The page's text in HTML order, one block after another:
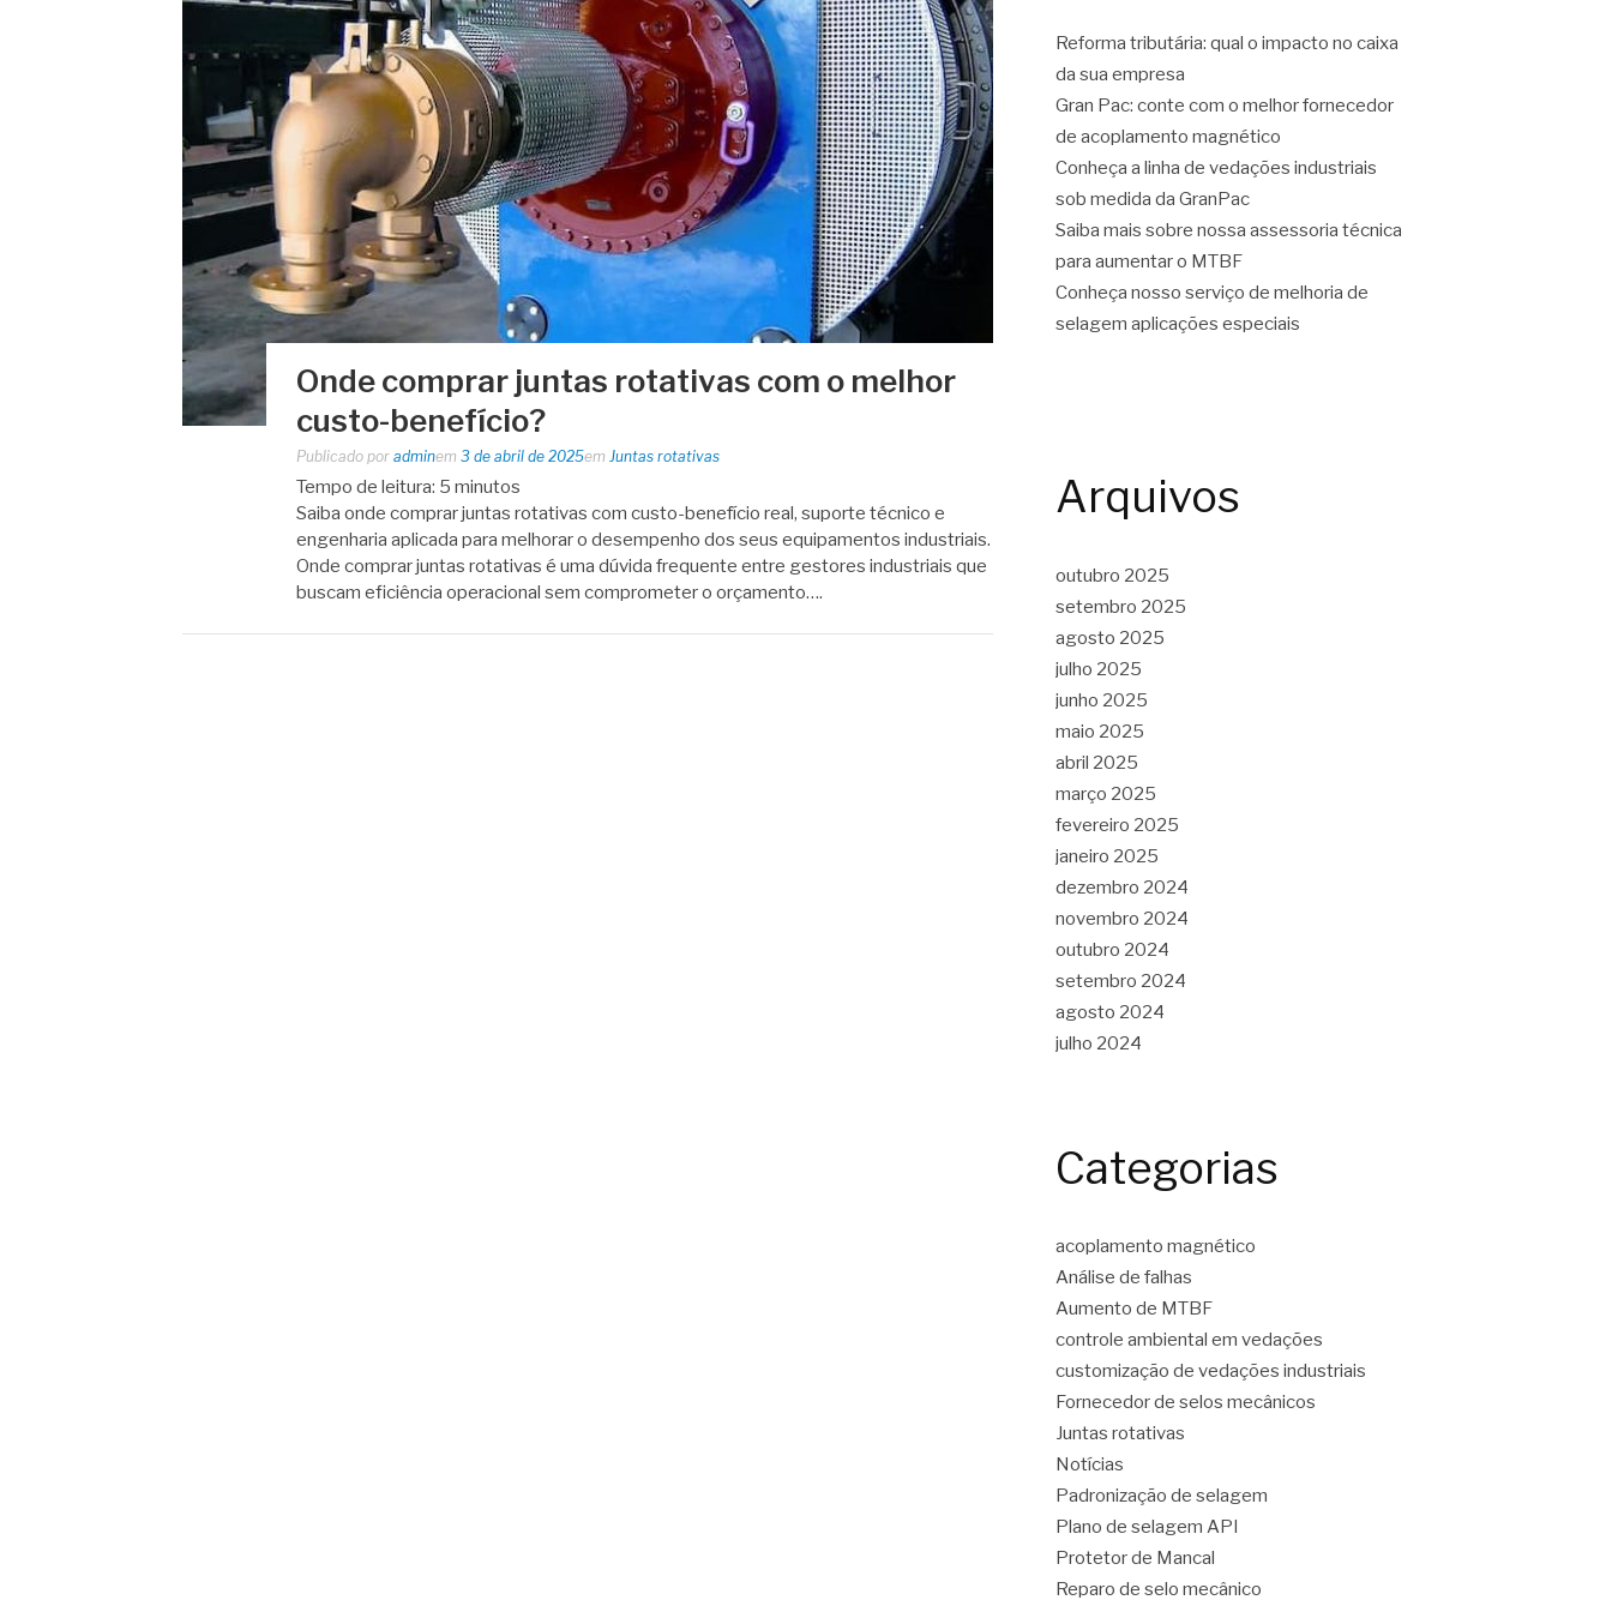
Onde comprar juntas rotativas com o melhor
custo-benefício?
Publicado por adminem 3 de abril de 2025em Juntas rotativas
Tempo de leitura: 5 minutos
Saiba onde comprar juntas rotativas com custo-benefício real, suporte técnico e
engenharia aplicada para melhorar o desempenho dos seus equipamentos industriais.
Onde comprar juntas rotativas é uma dúvida frequente entre gestores industriais que
buscam eficiência operacional sem comprometer o orçamento….
Reforma tributária: qual o impacto no caixa
da sua empresa
Gran Pac: conte com o melhor fornecedor
de acoplamento magnético
Conheça a linha de vedações industriais
sob medida da GranPac
Saiba mais sobre nossa assessoria técnica
para aumentar o MTBF
Conheça nosso serviço de melhoria de
selagem aplicações especiais
Arquivos
outubro 2025
setembro 2025
agosto 2025
julho 2025
junho 2025
maio 2025
abril 2025
março 2025
fevereiro 2025
janeiro 2025
dezembro 2024
novembro 2024
outubro 2024
setembro 2024
agosto 2024
julho 2024
Categorias
acoplamento magnético
Análise de falhas
Aumento de MTBF
controle ambiental em vedações
customização de vedações industriais
Fornecedor de selos mecânicos
Juntas rotativas
Notícias
Padronização de selagem
Plano de selagem API
Protetor de Mancal
Reparo de selo mecânico